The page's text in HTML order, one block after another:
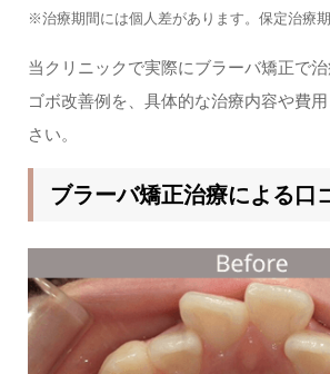
※治療期間には個人差があります。保定治療期
当クリニックで実際にブラーバ矯正で
ゴボ改善例を、具体的な治療内容や費
さい。
ブラーバ矯正治療による